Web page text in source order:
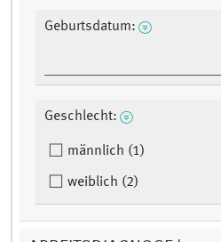
Geburtsdatum:
Geschlecht:
männlich (1)
weiblich (2)